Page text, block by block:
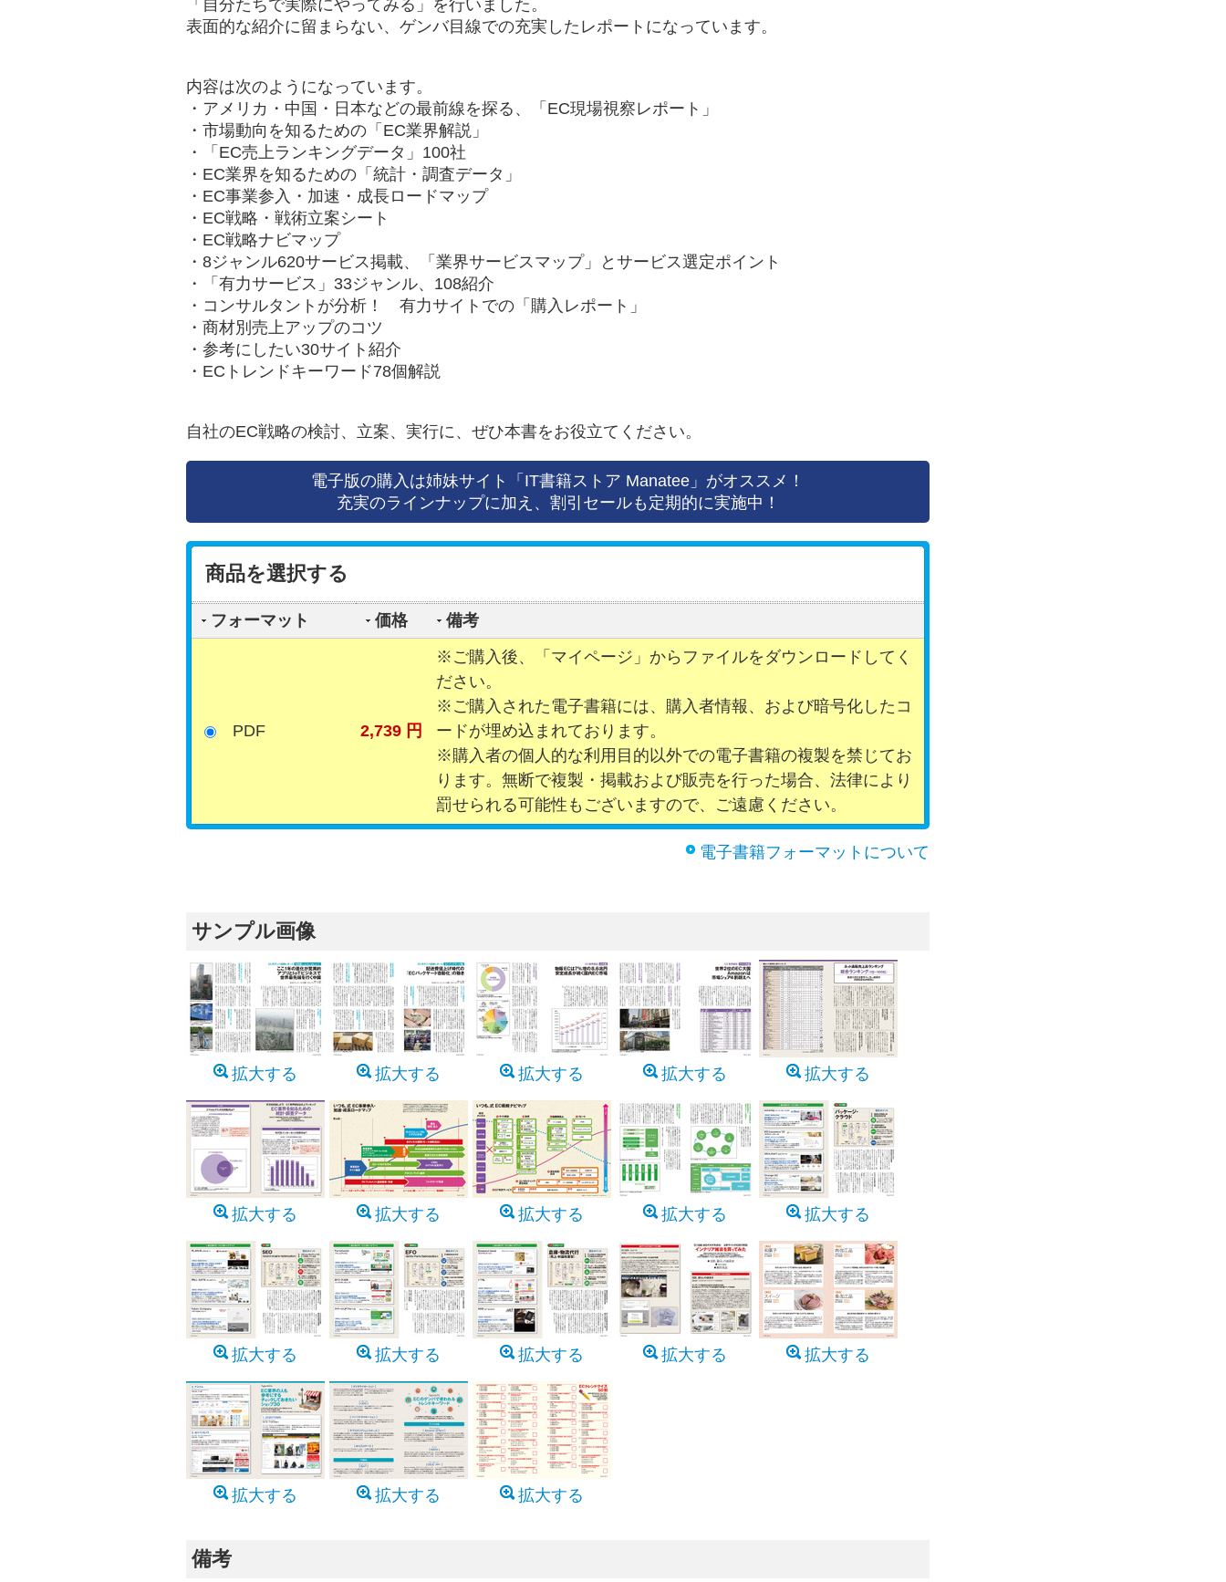
「自分たちで実際にやってみる」を行いました。
表面的な紹介に留まらない、ゲンバ目線での充実したレポートになっています。
内容は次のようになっています。
・アメリカ・中国・日本などの最前線を探る、「EC現場視察レポート」
・市場動向を知るための「EC業界解説」
・「EC売上ランキングデータ」100社
・EC業界を知るための「統計・調査データ」
・EC事業参入・加速・成長ロードマップ
・EC戦略・戦術立案シート
・EC戦略ナビマップ
・8ジャンル620サービス掲載、「業界サービスマップ」とサービス選定ポイント
・「有力サービス」33ジャンル、108紹介
・コンサルタントが分析！ 有力サイトでの「購入レポート」
・商材別売上アップのコツ
・参考にしたい30サイト紹介
・ECトレンドキーワード78個解説
自社のEC戦略の検討、立案、実行に、ぜひ本書をお役立てください。
電子版の購入は姉妹サイト「IT書籍ストア Manatee」がオススメ！
充実のラインナップに加え、割引セールも定期的に実施中！
商品を選択する
フォーマット 価格 備考
PDF 2,739 円
※ご購入後、「マイページ」からファイルをダウンロードしてく
ださい。
※ご購入された電子書籍には、購入者情報、および暗号化したコ
ードが埋め込まれております。
※購入者の個人的な利用目的以外での電子書籍の複製を禁じてお
ります。無断で複製・掲載および販売を行った場合、法律により
罰せられる可能性もございますので、ご遠慮ください。
電子書籍フォーマットについて
サンプル画像
拡大する 拡大する 拡大する 拡大する 拡大する
拡大する 拡大する 拡大する 拡大する 拡大する
拡大する 拡大する 拡大する 拡大する 拡大する
拡大する 拡大する 拡大する
備考